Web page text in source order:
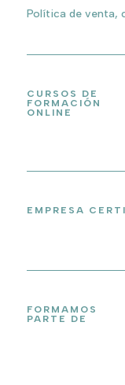
Política de venta,
CURSOS DE
FORMACIÓN
ONLINE
EMPRESA
FORMAMOS
PARTE DE